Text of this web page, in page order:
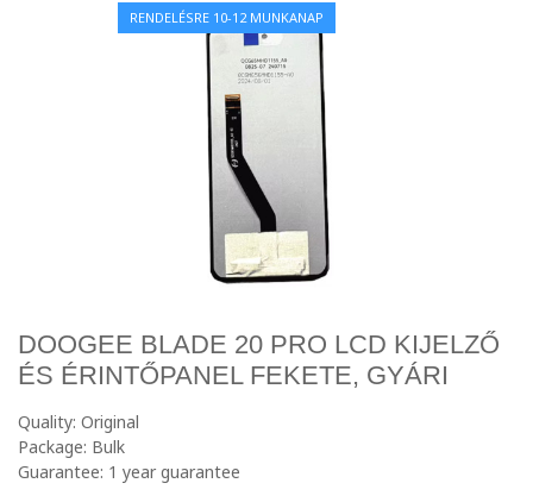
RENDELÉSRE 10-12 MUNKANAP
DOOGEE BLADE 20 PRO LCD KIJELZŐ
ÉS ÉRINTŐPANEL FEKETE, GYÁRI
Quality: Original
Package: Bulk
Guarantee: 1 year guarantee